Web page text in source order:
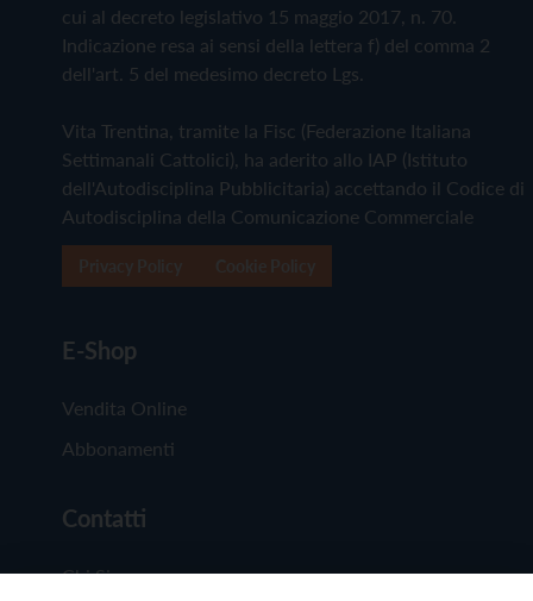
cui al decreto legislativo 15 maggio 2017, n. 70.
Indicazione resa ai sensi della lettera f) del comma 2
dell'art. 5 del medesimo decreto Lgs.
Vita Trentina, tramite la Fisc (Federazione Italiana
Settimanali Cattolici), ha aderito allo IAP (Istituto
dell'Autodisciplina Pubblicitaria) accettando il Codice di
Autodisciplina della Comunicazione Commerciale
E-Shop
Vendita Online
Abbonamenti
Contatti
Chi Siamo